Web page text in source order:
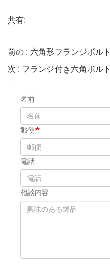
共有:
前の : 六角形フランジボルト
次 : フランジ付き六角ボルト
名前
郵便
電話
相談内容